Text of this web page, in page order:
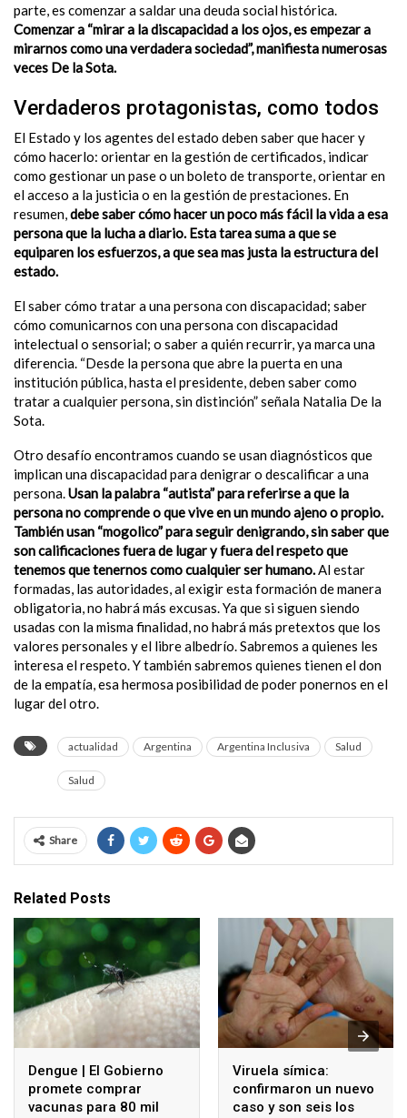
parte, es comenzar a saldar una deuda social histórica.
Comenzar a “mirar a la discapacidad a los ojos, es empezar a
mirarnos como una verdadera sociedad”, manifiesta numerosas
veces De la Sota.
Verdaderos protagonistas, como todos
El Estado y los agentes del estado deben saber que hacer y
cómo hacerlo: orientar en la gestión de certificados, indicar
como gestionar un pase o un boleto de transporte, orientar en
el acceso a la justicia o en la gestión de prestaciones. En
resumen,debe saber cómo hacer un poco más fácil la vida a esa
persona que la lucha a diario. Esta tarea suma a que se
equiparen los esfuerzos, a que sea mas justa la estructura del
estado.
El saber cómo tratar a una persona con discapacidad; saber
cómo comunicarnos con una persona con discapacidad
intelectual o sensorial; o saber a quién recurrir, ya marca una
diferencia. “Desde la persona que abre la puerta en una
institución pública, hasta el presidente, deben saber como
tratar a cualquier persona, sin distinción” señala Natalia De la
Sota.
Otro desafío encontramos cuando se usan diagnósticos que
implican una discapacidad para denigrar o descalificar a una
persona.Usan la palabra “autista” para referirse a que la
persona no comprende o que vive en un mundo ajeno o propio.
También usan “mogolico” para seguir denigrando, sin saber que
son calificaciones fuera de lugar y fuera del respeto que
tenemos que tenernos como cualquier ser humano.Al estar
formadas, las autoridades, al exigir esta formación de manera
obligatoria, no habrá más excusas. Ya que si siguen siendo
usadas con la misma finalidad, no habrá más pretextos que los
valores personales y el libre albedrío. Sabremos a quienes les
interesa el respeto. Y también sabremos quienes tienen el don
de la empatía, esa hermosa posibilidad de poder ponernos en el
lugar del otro.
actualidad Argentina Argentina Inclusiva Salud
Salud
Share
Related Posts
Dengue | El Gobierno
promete comprar
vacunas para 80 mil
Viruela símica:
confirmaron un nuevo
caso y son seis los